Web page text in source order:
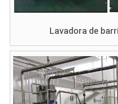
Lavadora de